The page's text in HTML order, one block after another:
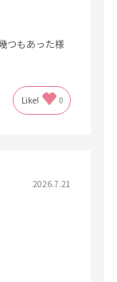
つもあった様
Like! 0
2026.7.21